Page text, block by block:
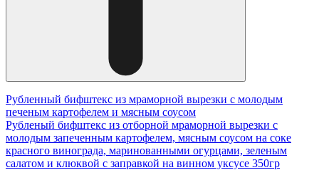
Рубленный бифштекс из мраморной вырезки с молодым
печеным картофелем и мясным соусом
Рубленый бифштекс из отборной мраморной вырезки с
молодым запеченным картофелем, мясным соусом на соке
красного винограда, маринованными огурцами, зеленым
салатом и клюквой с заправкой на винном уксусе 350гр